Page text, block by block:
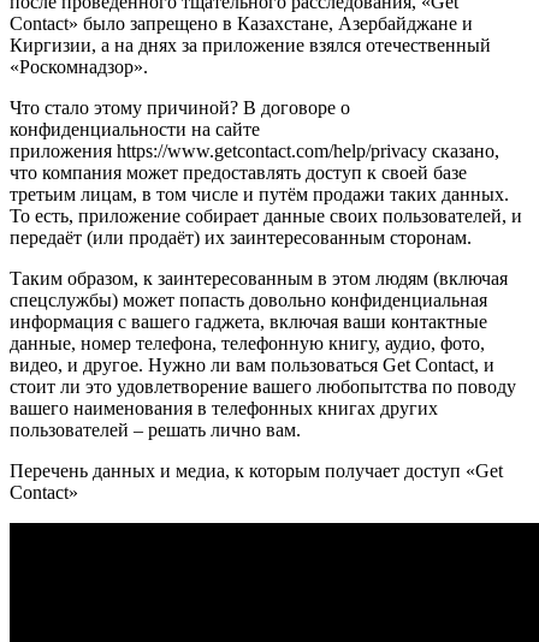
Contact» было запрещено в Казахстане, Азербайджане и
Киргизии, а на днях за приложение взялся отечественный
«Роскомнадзор».
Что стало этому причиной? В договоре о
конфиденциальности на сайте
приложения https://www.getcontact.com/help/privacy сказано,
что компания может предоставлять доступ к своей базе
третьим лицам, в том числе и путём продажи таких данных.
То есть, приложение собирает данные своих пользователей, и
передаёт (или продаёт) их заинтересованным сторонам.
Таким образом, к заинтересованным в этом людям (включая
спецслужбы) может попасть довольно конфиденциальная
информация с вашего гаджета, включая ваши контактные
данные, номер телефона, телефонную книгу, аудио, фото,
видео, и другое. Нужно ли вам пользоваться Get Contact, и
стоит ли это удовлетворение вашего любопытства по поводу
вашего наименования в телефонных книгах других
пользователей – решать лично вам.
Перечень данных и медиа, к которым получает доступ «Get
Contact»